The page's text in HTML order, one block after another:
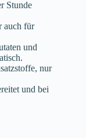
Stunde
auch für
und
nur
und bei